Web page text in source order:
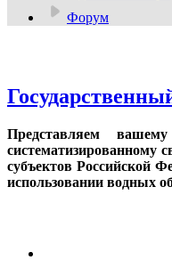
Форум
Представляем
систематизированному
субъектов Российской
использовании водных